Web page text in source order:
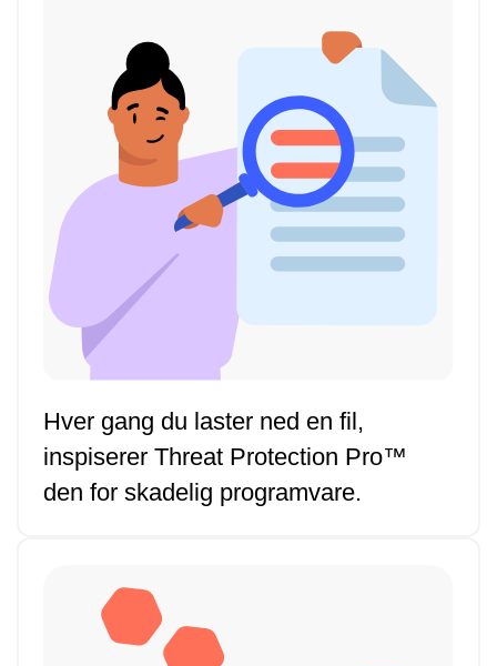
Hver gang du laster ned en fil,
inspiserer Threat Protection Pro™
den for skadelig programvare.